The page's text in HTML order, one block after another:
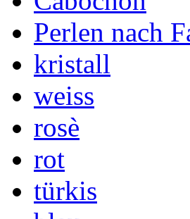
Perlen nach
kristall
weiss
rosè
rot
türkis